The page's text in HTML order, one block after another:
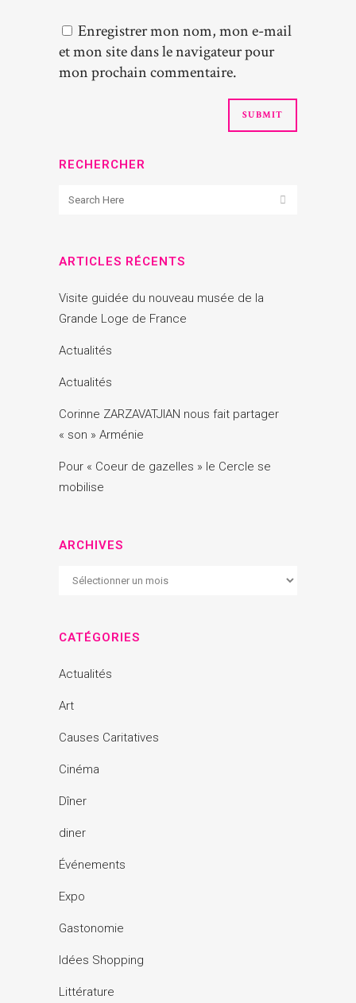
Enregistrer mon nom, mon e-mail
et mon site dans le navigateur pour
mon prochain commentaire.
RECHERCHER
ARTICLES RÉCENTS
Visite guidée du nouveau musée de la
Grande Loge de France
Actualités
Actualités
Corinne ZARZAVATJIAN nous fait partager
« son » Arménie
Pour « Coeur de gazelles » le Cercle se
mobilise
ARCHIVES
Archives
CATÉGORIES
Actualités
Art
Causes Caritatives
Cinéma
Dîner
diner
Événements
Expo
Gastonomie
Idées Shopping
Littérature